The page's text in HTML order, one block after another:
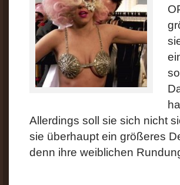
Allerdings soll sie sich nicht
sie überhaupt ein größeres
denn ihre weiblichen